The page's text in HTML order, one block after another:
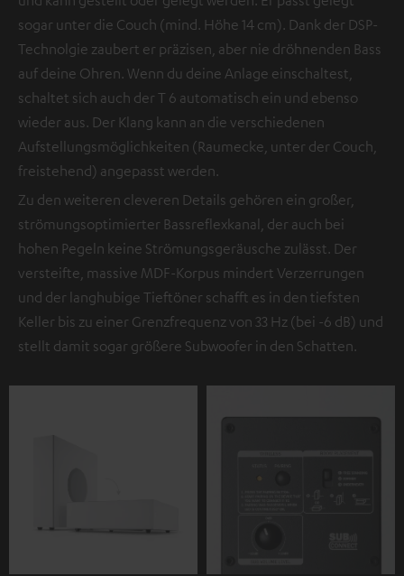
sogar unter die Couch (mind. Höhe 14 cm). Dank der DSP-
Technolgie zaubert er präzisen, aber nie dröhnenden Bass
auf deine Ohren. Wenn du deine Anlage einschaltest,
schaltet sich auch der T 6 automatisch ein und ebenso
wieder aus. Der Klang kann an die verschiedenen
Aufstellungsmöglichkeiten (Raumecke, unter der Couch,
freistehend) angepasst werden.
Zu den weiteren cleveren Details gehören ein großer,
strömungsoptimierter Bassreflexkanal, der auch bei
hohen Pegeln keine Strömungsgeräusche zulässt. Der
versteifte, massive MDF-Korpus mindert Verzerrungen
und der langhubige Tieftöner schafft es in den tiefsten
Keller bis zu einer Grenzfrequenz von 33 Hz (bei -6 dB) und
stellt damit sogar größere Subwoofer in den Schatten.